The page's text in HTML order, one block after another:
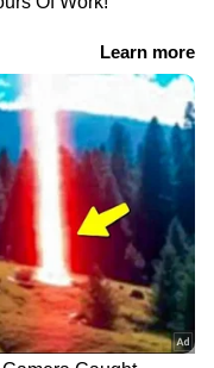
അതിനായി
എന്നെത്തന്നെ
എനിക്ക് ഇത്
ചേച്ചിക്ക്
എങ്ങനെ ആ
ഞാൻ
എന്നെ
എന്റെ